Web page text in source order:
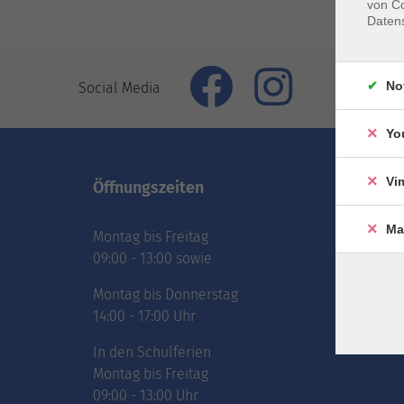
Social Media
Öffnungszeiten
Montag bis Freitag
09:00 - 13:00 sowie
Montag bis Donnerstag
14:00 - 17:00 Uhr
In den Schulferien
Montag bis Freitag
09:00 - 13:00 Uhr
von